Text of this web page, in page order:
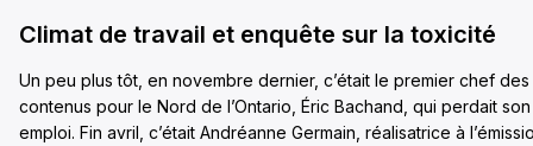
Climat de travail et enquête sur la toxicité
Un peu plus tôt, en novembre dernier, c’était le premier chef des
contenus pour le Nord de l’Ontario, Éric Bachand, qui perdait son
emploi. Fin avril, c’était Andréanne Germain, réalisatrice à